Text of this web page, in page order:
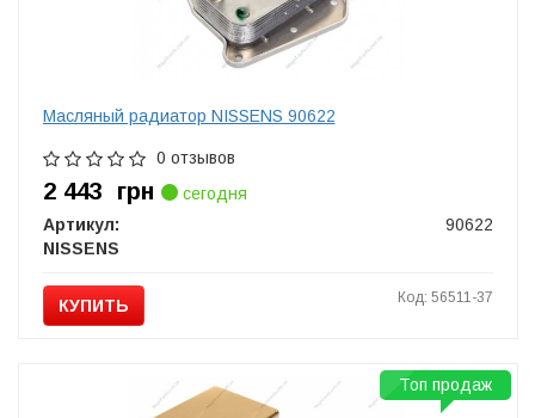
Масляный радиатор NISSENS 90622
0 отзывов
2 443 грн
сегодня
Артикул:
90622
NISSENS
КУПИТЬ Код: 56511-37
Топ продаж